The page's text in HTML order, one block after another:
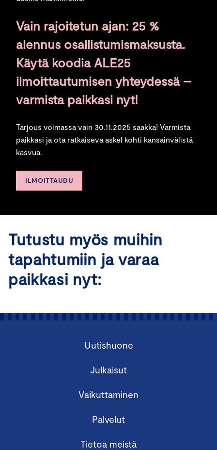
Vain rajoitetun ajan: 25 %
alennus osallistumismaksusta.
Käytä koodia ALE25
ilmoittautumisen yhteydessä –
varmista paikkasi nyt!
Tarjous voimassa vain 30.11.2025 saakka! Varmista
paikkasi ja ota ratkaiseva askel kohti kansainvälistä
kasvua.
ILMOITTAUDU
Tutustu myös muihin
tapahtumiin ja varaa
paikkasi nyt:
Uutishuone
Julkaisut
Vaikuttaminen
Palvelut
Tietoa meistä